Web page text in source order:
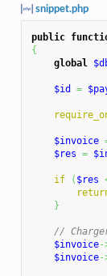
snippet.php
public
{
global
$id =
$invoice
$res =
if ( $res
}
//
$invoice-
$invoice-